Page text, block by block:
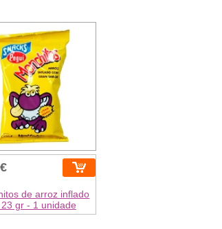
de arroz inflado
gr - 1 unidade